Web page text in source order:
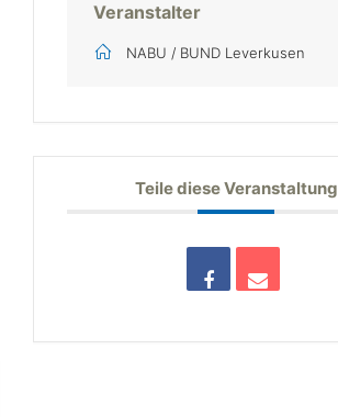
Veranstalter
NABU / BUND Leverkusen
Teile diese Veranstaltung